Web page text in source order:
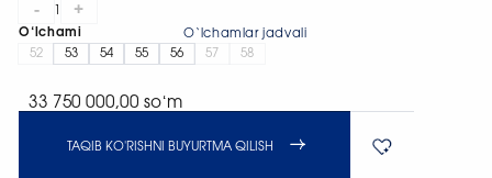
- +
O‘lchami
O‘lchamlar jadvali
52
53 54 55 56 57 58
33 750 000,00 soʻm
TAQIB KO'RISHNI BUYURTMA QILISH